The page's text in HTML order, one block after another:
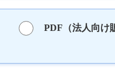
PDF（法人向け